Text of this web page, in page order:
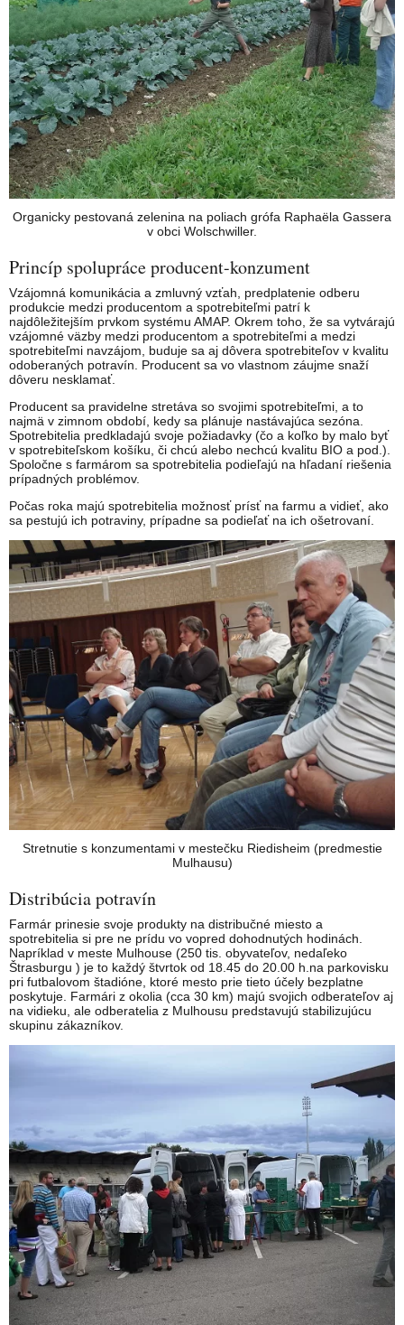
Organicky pestovaná zelenina na poliach grófa Raphaëla Gassera
v obci Wolschwiller.
Princíp spolupráce producent-konzument
Vzájomná komunikácia a zmluvný vzťah, predplatenie odberu
produkcie medzi producentom a spotrebiteľmi patrí k
najdôležitejším prvkom systému AMAP. Okrem toho, že sa vytvárajú
vzájomné väzby medzi producentom a spotrebiteľmi a medzi
spotrebiteľmi navzájom, buduje sa aj dôvera spotrebiteľov v kvalitu
odoberaných potravín. Producent sa vo vlastnom záujme snaží
dôveru nesklamať.
Producent sa pravidelne stretáva so svojimi spotrebiteľmi, a to
najmä v zimnom období, kedy sa plánuje nastávajúca sezóna.
Spotrebitelia predkladajú svoje požiadavky (čo a koľko by malo byť
v spotrebiteľskom košíku, či chcú alebo nechcú kvalitu BIO a pod.).
Spoločne s farmárom sa spotrebitelia podieľajú na hľadaní riešenia
prípadných problémov.
Počas roka majú spotrebitelia možnosť prísť na farmu a vidieť, ako
sa pestujú ich potraviny, prípadne sa podieľať na ich ošetrovaní.
Stretnutie s konzumentami v mestečku Riedisheim (predmestie
Mulhausu)
Distribúcia potravín
Farmár prinesie svoje produkty na distribučné miesto a
spotrebitelia si pre ne prídu vo vopred dohodnutých hodinách.
Napríklad v meste Mulhouse (250 tis. obyvateľov, nedaľeko
Štrasburgu ) je to každý štvrtok od 18.45 do 20.00 h.na parkovisku
pri futbalovom štadióne, ktoré mesto prie tieto účely bezplatne
poskytuje. Farmári z okolia (cca 30 km) majú svojich odberateľov aj
na vidieku, ale odberatelia z Mulhousu predstavujú stabilizujúcu
skupinu zákazníkov.